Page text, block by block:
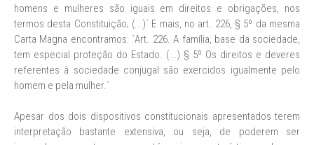
homens e mulheres são iguais em direitos e obrigações, nos
termos desta Constituição; (...)´ E mais, no art. 226, § 5º da mesma
Carta Magna encontramos: ´Art. 226. A família, base da sociedade,
tem especial proteção do Estado. (...) § 5º Os direitos e deveres
referentes à sociedade conjugal são exercidos igualmente pelo
homem e pela mulher.´
Apesar dos dois dispositivos constitucionais apresentados terem
interpretação bastante extensiva, ou seja, de poderem ser